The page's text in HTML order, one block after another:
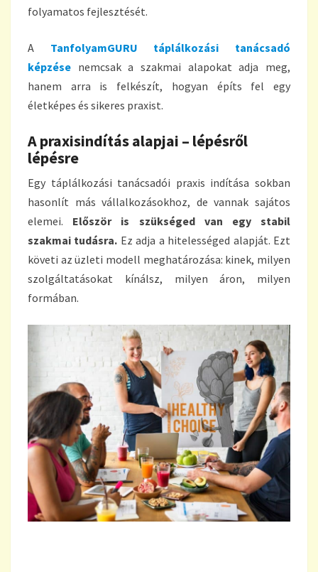
folyamatos fejlesztését.
A TanfolyamGURU táplálkozási tanácsadó
képzése nemcsak a szakmai alapokat adja meg,
hanem arra is felkészít, hogyan építs fel egy
életképes és sikeres praxist.
A praxisindítás alapjai – lépésről
lépésre
Egy táplálkozási tanácsadói praxis indítása sokban
hasonlít más vállalkozásokhoz, de vannak sajátos
elemei. Először is szükséged van egy stabil
szakmai tudásra. Ez adja a hitelességed alapját. Ezt
követi az üzleti modell meghatározása: kinek, milyen
szolgáltatásokat kínálsz, milyen áron, milyen
formában.